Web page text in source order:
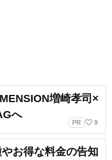
増崎孝司×
へ
PR favorite_border 9
お得な料金の告知